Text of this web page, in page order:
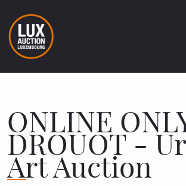
ONLINE
DROUOT -
Art Auction